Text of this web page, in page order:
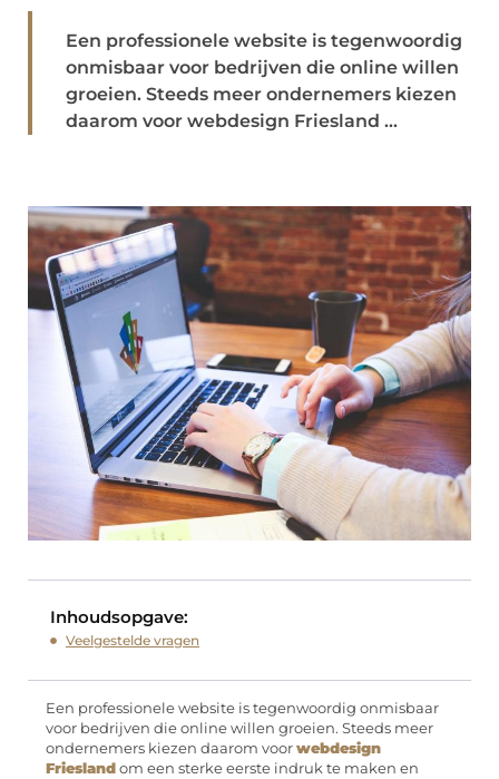
Een professionele website is tegenwoordig
onmisbaar voor bedrijven die online willen
groeien. Steeds meer ondernemers kiezen
daarom voor webdesign Friesland ...
Inhoudsopgave:
Veelgestelde vragen
Een professionele website is tegenwoordig onmisbaar
voor bedrijven die online willen groeien. Steeds meer
ondernemers kiezen daarom voor webdesign
Friesland om een sterke eerste indruk te maken en